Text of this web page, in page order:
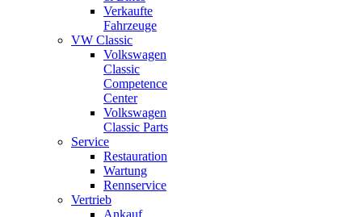
Verkaufte
Fahrzeuge
VW Classic
Volkswagen
Classic
Competence
Center
Volkswagen
Classic Parts
Service
Restauration
Wartung
Rennservice
Vertrieb
Ankauf